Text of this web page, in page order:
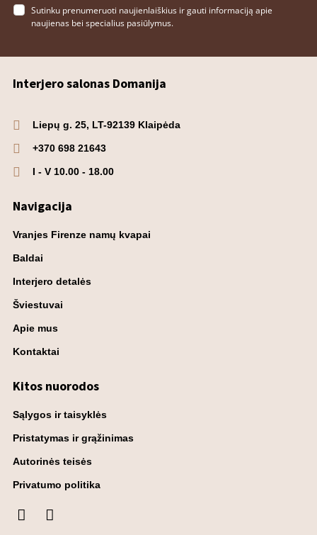
Sutinku prenumeruoti naujienlaiškius ir gauti informaciją apie
naujienas bei specialius pasiūlymus.
Interjero salonas Domanija
Liepų g. 25, LT-92139 Klaipėda
+370 698 21643
I - V 10.00 - 18.00
Navigacija
Vranjes Firenze namų kvapai
Baldai
Interjero detalės
Šviestuvai
Apie mus
Kontaktai
Kitos nuorodos
Sąlygos ir taisyklės
Pristatymas ir grąžinimas
Autorinės teisės
Privatumo politika